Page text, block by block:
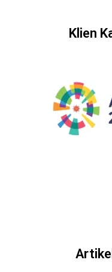
Klien